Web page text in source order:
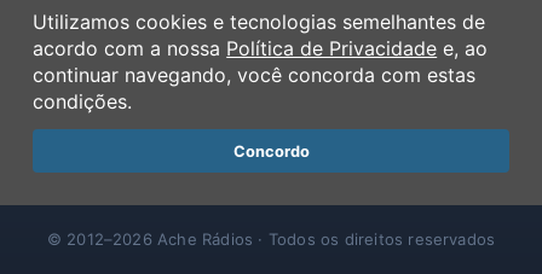
Termos de Uso
Política de Privacidade
Ferramentas
Contato
© 2012–2026 Ache Rádios · Todos os direitos reservados
Utilizamos cookies e tecnologias semelhantes de
acordo com a nossa Política de Privacidade e, ao
continuar navegando, você concorda com estas
condições.
Concordo